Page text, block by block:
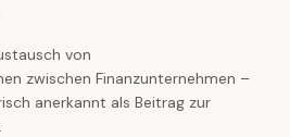
von
zwischen Finanzunternehmen –
anerkannt als Beitrag zur